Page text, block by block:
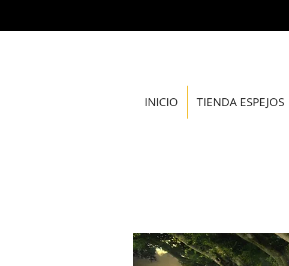
INICIO TIENDA ESPEJOS